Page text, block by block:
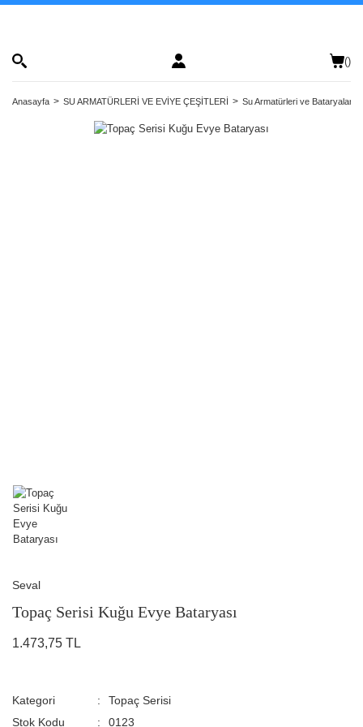
()
Anasayfa SU ARMATÜRLERİ VE EVİYE ÇEŞİTLERİ Su Armatürleri ve Bataryalar
Seval
Topaç Serisi Kuğu Evye Bataryası
1.473,75 TL
Kategori
Topaç Serisi
Stok Kodu
0123